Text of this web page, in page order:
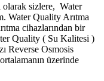
olarak sizlere, Water
Water Quality Arıtma
cihazlarından bir
Quality ( Su Kalitesi )
Reverse Osmosis
üzerinde